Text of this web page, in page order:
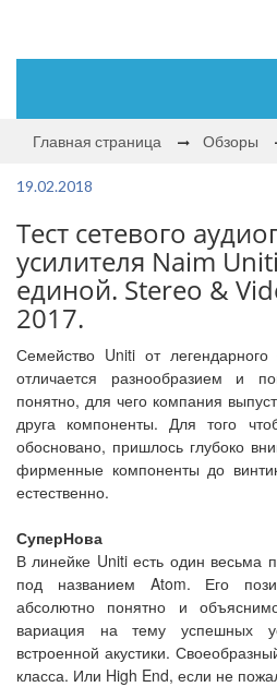
Главная страница Обзоры
19.02.2018
Тест сетевого
усилителя Naim
единой. Stereo &
2017.
Семейство Uniti от легендарного
отличается разнообразием и
понятно, для чего компания
друга компоненты. Для того
обосновано, пришлось глубоко
фирменные компоненты до
естественно.
СуперНова
В линейке Uniti есть один весьма
под названием Atom. Его
абсолютно понятно и
вариация на тему успешных
встроенной акустики.
класса. Или High End, если не